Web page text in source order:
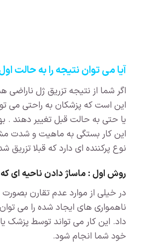
آیا می توان نتیجه را به حالت
اگر شما از نتیجه تزریق ژل
این است که پزشکان به راحتی می
یا حتی به حالت قبل تغییر دهند .
این کار بستگی به ماهیت و شدت
نوع پرکننده ای دارد که قبلا تزریق
روش اول : ماساژ دادن ناحیه ای
در خیلی از موارد عدم تقارن
ناهمواری های ایجاد شده را می
داد. این کار می تواند توسط پزشک
خود شما انجام شود.